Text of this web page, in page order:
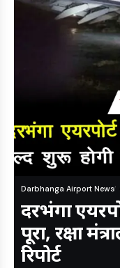
Darbhanga Airport News
दरभंगा
पूरा, रक्षा
रिपोर्ट